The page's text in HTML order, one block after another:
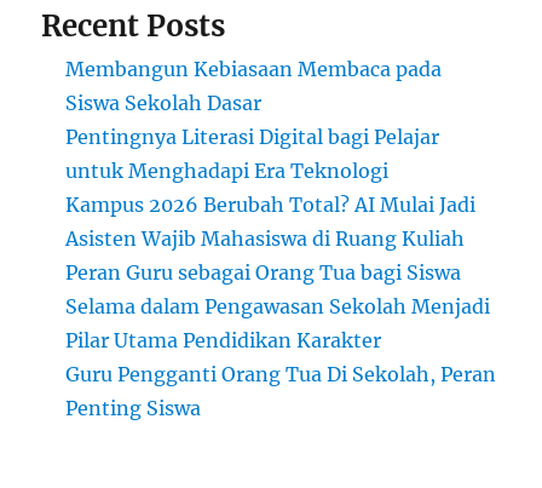
Recent Posts
Membangun Kebiasaan Membaca pada
Siswa Sekolah Dasar
Pentingnya Literasi Digital bagi Pelajar
untuk Menghadapi Era Teknologi
Kampus 2026 Berubah Total? AI Mulai Jadi
Asisten Wajib Mahasiswa di Ruang Kuliah
Peran Guru sebagai Orang Tua bagi Siswa
Selama dalam Pengawasan Sekolah Menjadi
Pilar Utama Pendidikan Karakter
Guru Pengganti Orang Tua Di Sekolah, Peran
Penting Siswa